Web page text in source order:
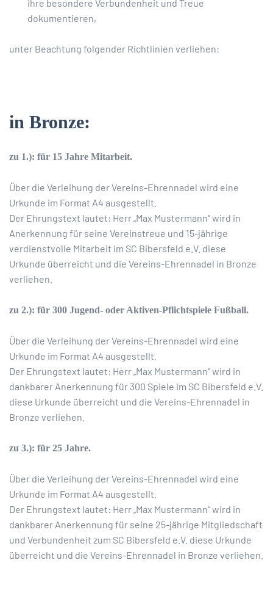
ihre besondere Verbundenheit und Treue
dokumentieren,
unter Beachtung folgender Richtlinien verliehen:
in Bronze:
zu 1.): für 15 Jahre Mitarbeit.
Über die Verleihung der Vereins-Ehrennadel wird eine
Urkunde im Format A4 ausgestellt.
Der Ehrungstext lautet: Herr „Max Mustermann“ wird in
Anerkennung für seine Vereinstreue und 15-jährige
verdienstvolle Mitarbeit im SC Bibersfeld e.V. diese
Urkunde überreicht und die Vereins-Ehrennadel in Bronze
verliehen.
zu 2.): für 300 Jugend- oder Aktiven-Pflichtspiele Fußball.
Über die Verleihung der Vereins-Ehrennadel wird eine
Urkunde im Format A4 ausgestellt.
Der Ehrungstext lautet: Herr „Max Mustermann“ wird in
dankbarer Anerkennung für 300 Spiele im SC Bibersfeld e.V.
diese Urkunde überreicht und die Vereins-Ehrennadel in
Bronze verliehen.
zu 3.): für 25 Jahre.
Über die Verleihung der Vereins-Ehrennadel wird eine
Urkunde im Format A4 ausgestellt.
Der Ehrungstext lautet: Herr „Max Mustermann“ wird in
dankbarer Anerkennung für seine 25-jährige Mitgliedschaft
und Verbundenheit zum SC Bibersfeld e.V. diese Urkunde
überreicht und die Vereins-Ehrennadel in Bronze verliehen.